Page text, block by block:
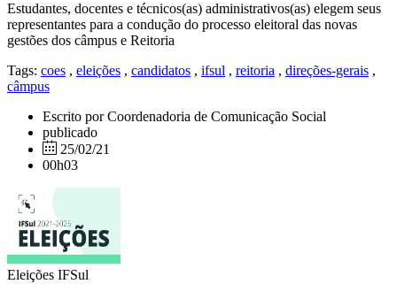
Estudantes, docentes e técnicos(as) administrativos(as) elegem seus
representantes para a condução do processo eleitoral das novas
gestões dos câmpus e Reitoria
Tags: coes , eleições , candidatos , ifsul , reitoria , direções-gerais ,
câmpus
Escrito por Coordenadoria de Comunicação Social
publicado
25/02/21
00h03
Eleições IFSul